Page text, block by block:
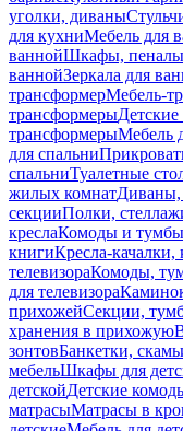
уголки, диваны
для кухниМебель для
ваннойШкафы, пеналы
ваннойЗеркала для
трансформерМебель-
трансформеры
трансформерыМебель
для спальни
спальниТуалетные
жилых комнатДиваны,
секцииПолки,
креслаКомоды и тумбы
книгиКресла-качалки,
телевизораКомоды,
для телевизора
прихожейСекции,
хранения в прихожую
зонтовБанкетки,
мебельШкафы для
детскойДетские
матрасыМатрасы в